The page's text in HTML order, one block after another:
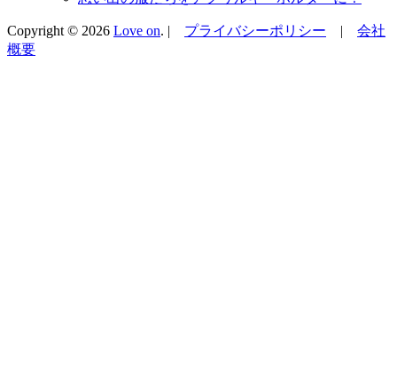
Copyright © 2026 Love on. | プライバシーポリシー | 会社
概要